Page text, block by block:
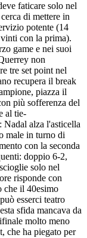
faticare solo nel
di mettere in
potente (14
con la prima).
game e nei suoi
non
tre set point nel
recupera il break
piazza il
più sofferenza del
al tie-
Nadal alza l'asticella
male in turno di
con la seconda
doppio 6-2,
solo nel
risponde con
che il 40esimo
esserci teatro
sfida mancava da
molto meno
che ha piegato per